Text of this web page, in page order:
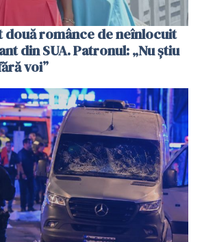
două românce de neînlocuit
din SUA. Patronul: „Nu știu
voi”